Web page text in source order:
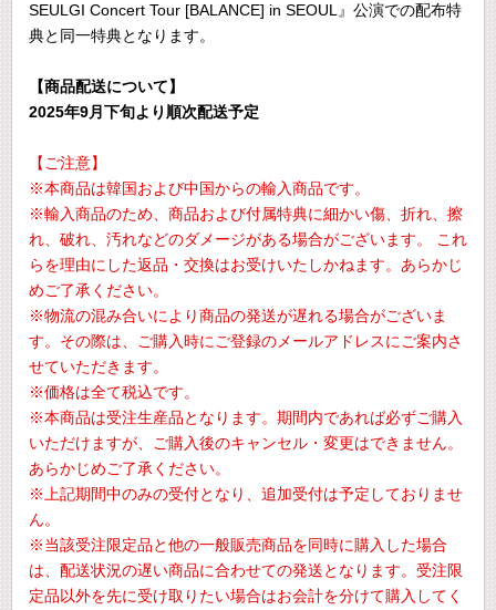
SEULGI Concert Tour [BALANCE] in SEOUL』公演での配布特
典と同一特典となります。
【商品配送について】
2025年9月下旬より順次配送予定
【ご注意】
※本商品は韓国および中国からの輸入商品です。
※輸入商品のため、商品および付属特典に細かい傷、折れ、擦
れ、破れ、汚れなどのダメージがある場合がございます。 これ
らを理由にした返品・交換はお受けいたしかねます。あらかじ
めご了承ください。
※物流の混み合いにより商品の発送が遅れる場合がございま
す。その際は、ご購入時にご登録のメールアドレスにご案内さ
せていただきます。
※価格は全て税込です。
※本商品は受注生産品となります。期間内であれば必ずご購入
いただけますが、ご購入後のキャンセル・変更はできません。
あらかじめご了承ください。
※上記期間中のみの受付となり、追加受付は予定しておりませ
ん。
※当該受注限定品と他の一般販売商品を同時に購入した場合
は、配送状況の遅い商品に合わせての発送となります。受注限
定品以外を先に受け取りたい場合はお会計を分けて購入してく